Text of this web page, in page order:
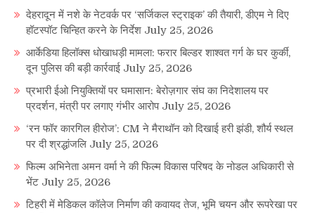
देहरादून में नशे के नेटवर्क पर ‘सर्जिकल स्ट्राइक’ की तैयारी, डीएम ने दिए
हॉटस्पॉट चिन्हित करने के निर्देश July 25, 2026
आर्केडिया हिलॉक्स धोखाधड़ी मामला: फरार बिल्डर शाश्वत गर्ग के घर कुर्की,
दून पुलिस की बड़ी कार्रवाई July 25, 2026
प्रभारी ईओ नियुक्तियों पर घमासान: बेरोज़गार संघ का निदेशालय पर
प्रदर्शन, मंत्री पर लगाए गंभीर आरोप July 25, 2026
‘रन फॉर कारगिल हीरोज’: CM ने मैराथॉन को दिखाई हरी झंडी, शौर्य स्थल
पर दी श्रद्धांजलि July 25, 2026
फिल्म अभिनेता अमन वर्मा ने की फिल्म विकास परिषद के नोडल अधिकारी से
भेंट July 25, 2026
टिहरी में मेडिकल कॉलेज निर्माण की कवायद तेज, भूमि चयन और रूपरेखा पर